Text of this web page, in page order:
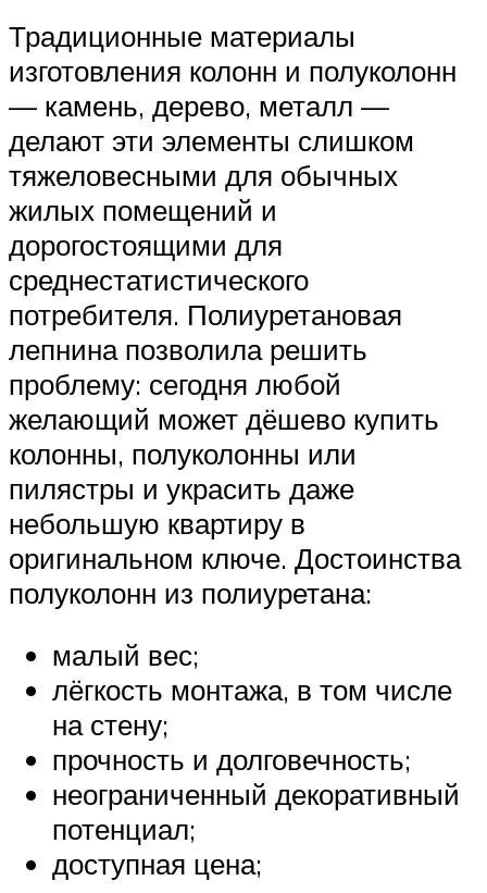
Традиционные материалы
изготовления колонн и полуколонн
— камень, дерево, металл —
делают эти элементы слишком
тяжеловесными для обычных
жилых помещений и
дорогостоящими для
среднестатистического
потребителя. Полиуретановая
лепнина позволила решить
проблему: сегодня любой
желающий может дёшево купить
колонны, полуколонны или
пилястры и украсить даже
небольшую квартиру в
оригинальном ключе. Достоинства
полуколонн из полиуретана:
малый вес;
лёгкость монтажа, в том числе
на стену;
прочность и долговечность;
неограниченный декоративный
потенциал;
доступная цена;